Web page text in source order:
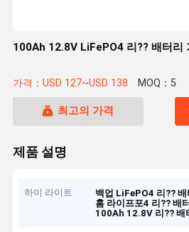
100Ah 12.8V LiFePO4 리?? 배터리
가격：USD 127~USD 138 MOQ：5
최고의 가격
제품 설명
하이 라이트 백업 LiFePO4 리??
홈 라이프포4 리?? 배
100Ah 12.8V 리?? 배